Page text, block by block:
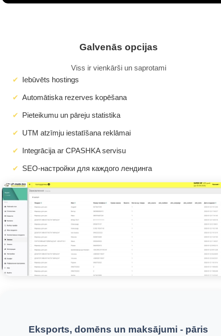
Galvenās opcijas
Viss ir vienkārši un saprotami
Iebūvēts hostings
Automātiska rezerves kopēšana
Pieteikumu un pāreju statistika
UTM atzīmju iestatīšana reklāmai
Integrācija ar CPASHKA servisu
SEO-настройки для каждого лендинга
Eksports, domēns un maksājumi - pāris